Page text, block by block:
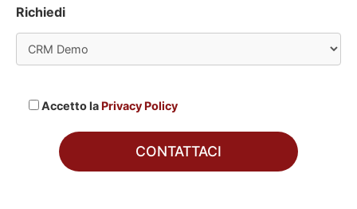
Richiedi
Accetto la Privacy Policy